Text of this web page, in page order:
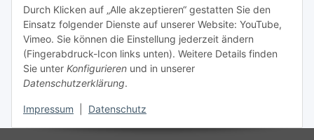
Durch Klicken auf „Alle akzeptieren“ gestatten Sie den
Einsatz folgender Dienste auf unserer Website: YouTube,
Vimeo. Sie können die Einstellung jederzeit ändern
(Fingerabdruck-Icon links unten). Weitere Details finden
Sie unter Konfigurieren und in unserer
Datenschutzerklärung.
Impressum Datenschutz
Informationen
Gesetzliche Informationen
* Alle Preise inkl. gesetzlicher USt., zzgl.